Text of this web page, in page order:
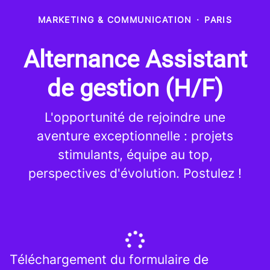
MARKETING & COMMUNICATION · PARIS
Alternance Assistant
de gestion (H/F)
L'opportunité de rejoindre une
aventure exceptionnelle : projets
stimulants, équipe au top,
perspectives d'évolution. Postulez !
Téléchargement du formulaire de